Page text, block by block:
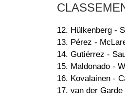
12. Hülkenberg -
13. Pérez -
14. Gutiérrez -
15. Maldonado -
16. Kovalainen -
17. van der